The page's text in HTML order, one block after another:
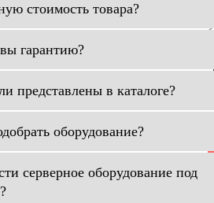
стоимость товара?
гарантию?
представлены в каталоге?
оборудование?
серверное оборудование под